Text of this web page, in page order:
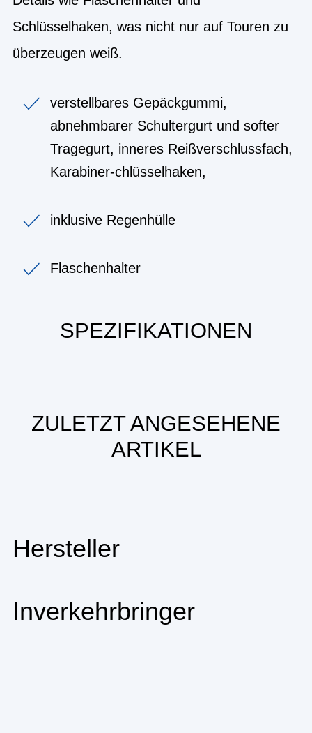
Schlüsselhaken, was nicht nur auf Touren zu
überzeugen weiß.
verstellbares Gepäckgummi,
abnehmbarer Schultergurt und softer
Tragegurt, inneres Reißverschlussfach,
Karabiner-chlüsselhaken,
inklusive Regenhülle
Flaschenhalter
SPEZIFIKATIONEN
ZULETZT ANGESEHENE
ARTIKEL
Hersteller
Inverkehrbringer